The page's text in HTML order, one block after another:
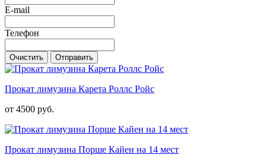
E-mail
Телефон
Очистить Отправить
Прокат лимузина Карета Роллс Ройс
от 4500 руб.
Прокат лимузина Порше Кайен на 14 мест